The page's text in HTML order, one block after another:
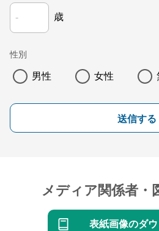
歳
性別
男性 女性
送信する
メディア関係者・
表紙画像のダ